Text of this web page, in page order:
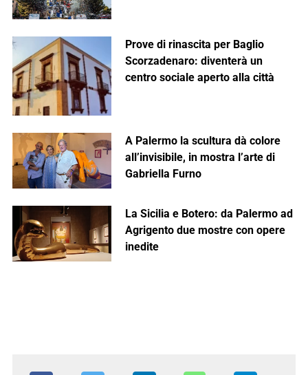
Prove di rinascita per Baglio
Scorzadenaro: diventerà un
centro sociale aperto alla città
A Palermo la scultura dà colore
all’invisibile, in mostra l’arte di
Gabriella Furno
La Sicilia e Botero: da Palermo ad
Agrigento due mostre con opere
inedite